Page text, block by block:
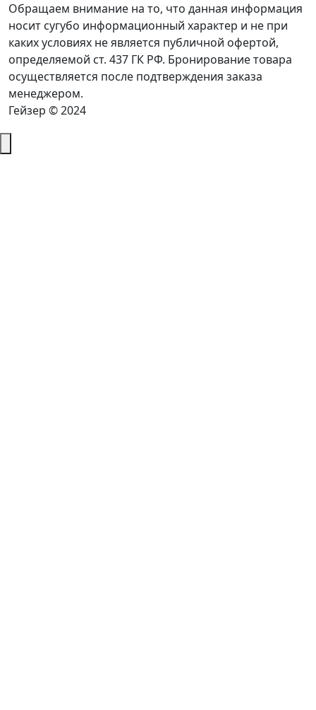
Обращаем внимание на то, что данная информация
носит сугубо информационный характер и не при
каких условиях не является публичной офертой,
определяемой ст. 437 ГК РФ. Бронирование товара
осуществляется после подтверждения заказа
менеджером.
Гейзер © 2024